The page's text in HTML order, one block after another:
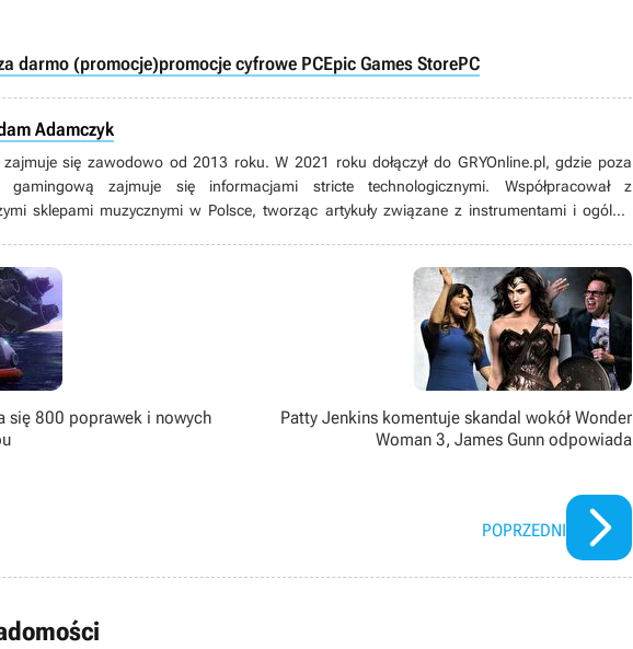
darmo (promocje)promocje cyfrowe PCEpic Games StorePC
Adamczyk
zajmuje się zawodowo od 2013 roku. W 2021 roku dołączył do GRYOnline.pl, gdzie poza
gamingową zajmuje się informacjami stricte technologicznymi. Współpracował z
sklepami muzycznymi w Polsce, tworząc artykuły związane z instrumentami i ogólnie
się 800 poprawek i nowych
Patty Jenkins komentuje skandal wokół Wonder
Woman 3, James Gunn odpowiada
POPRZEDNI